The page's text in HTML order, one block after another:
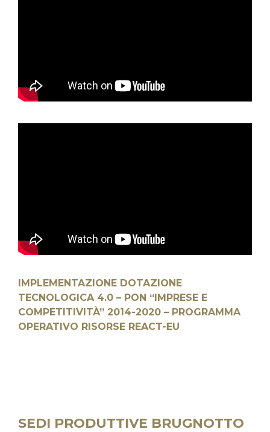
IMPLEMENTAZIONE DOTAZIONE
TECNOLOGICA 4.0 – PON “IMPRESE E
COMPETITIVITÀ” 2014-2020 – PROGRAMMA
OPERATIVO RISORSE REACT-EU
SEDI PRODUTTIVE BRUGNOTTO